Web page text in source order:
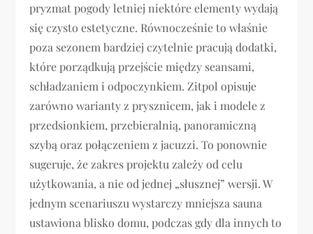
pryzmat pogody letniej niektóre elementy wydają
się czysto estetyczne. Równocześnie to właśnie
poza sezonem bardziej czytelnie pracują dodatki,
które porządkują przejście między seansami,
schładzaniem i odpoczynkiem. Zitpol opisuje
zarówno warianty z prysznicem, jak i modele z
przedsionkiem, przebieralnią, panoramiczną
szybą oraz połączeniem z jacuzzi. To ponownie
sugeruje, że zakres projektu zależy od celu
użytkowania, a nie od jednej „słusznej” wersji. W
jednym scenariuszu wystarczy mniejsza sauna
ustawiona blisko domu, podczas gdy dla innych to